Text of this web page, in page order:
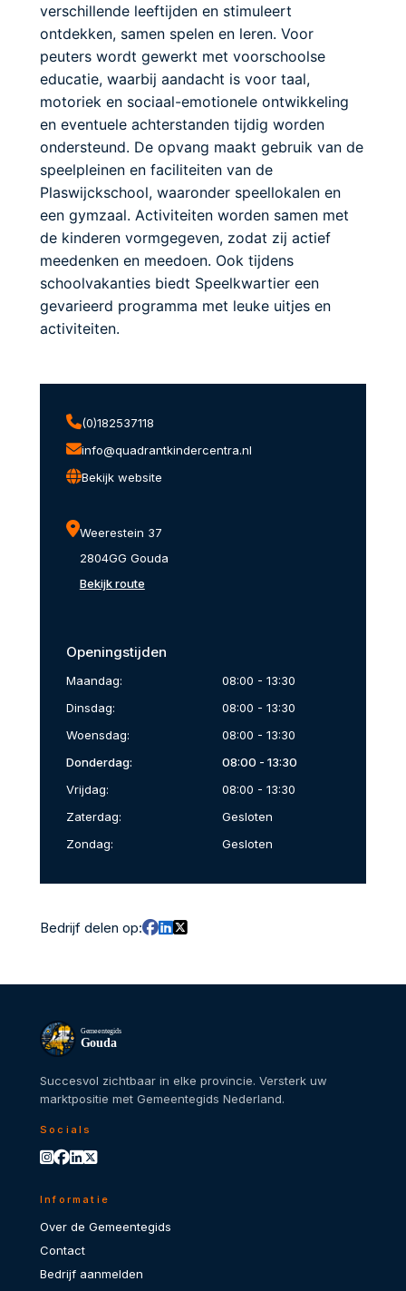
verschillende leeftijden en stimuleert
ontdekken, samen spelen en leren. Voor
peuters wordt gewerkt met voorschoolse
educatie, waarbij aandacht is voor taal,
motoriek en sociaal-emotionele ontwikkeling
en eventuele achterstanden tijdig worden
ondersteund. De opvang maakt gebruik van de
speelpleinen en faciliteiten van de
Plaswijckschool, waaronder speellokalen en
een gymzaal. Activiteiten worden samen met
de kinderen vormgegeven, zodat zij actief
meedenken en meedoen. Ook tijdens
schoolvakanties biedt Speelkwartier een
gevarieerd programma met leuke uitjes en
activiteiten.
(0)182537118
info@quadrantkindercentra.nl
Bekijk website
Weerestein 37
2804GG Gouda
Bekijk route
Openingstijden
Maandag:
08:00 - 13:30
Dinsdag:
08:00 - 13:30
Woensdag:
08:00 - 13:30
Donderdag:
08:00 - 13:30
Vrijdag:
08:00 - 13:30
Zaterdag:
Gesloten
Zondag:
Gesloten
Bedrijf delen op:
Gemeentegids
Gouda
Succesvol zichtbaar in elke provincie. Versterk uw
marktpositie met Gemeentegids Nederland.
Socials
Informatie
Over de Gemeentegids
Contact
Bedrijf aanmelden